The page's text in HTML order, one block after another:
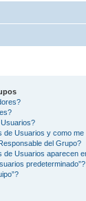
de Usuarios y como me
del Grupo?
de Usuarios aparecen
predeterminado”?